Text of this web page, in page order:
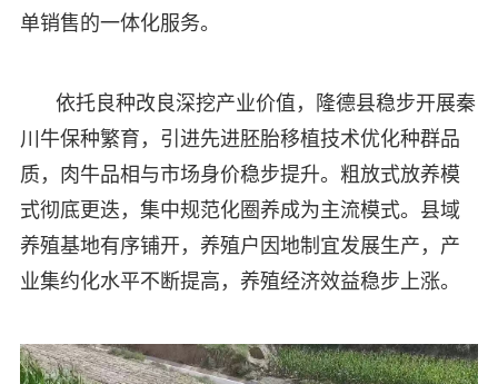
单销售的一体化服务。
依托良种改良深挖产业价值，隆德县稳步开展秦
川牛保种繁育，引进先进胚胎移植技术优化种群品
质，肉牛品相与市场身价稳步提升。粗放式放养模
式彻底更迭，集中规范化圈养成为主流模式。县域
养殖基地有序铺开，养殖户因地制宜发展生产，产
业集约化水平不断提高，养殖经济效益稳步上涨。